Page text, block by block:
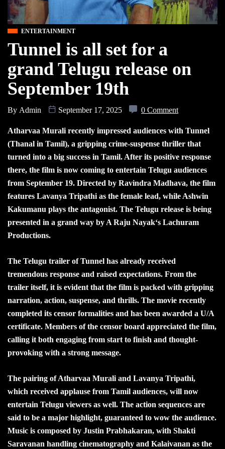
ENTERTAINMENT
Tunnel is all set for a
grand Telugu release on
September 19th
By Admin September 17, 2025 0 Comment
Atharvaa Murali recently impressed audiences with Tunnel
(Thanal in Tamil), a gripping crime-suspense thriller that
turned into a big success in Tamil. After its positive response
there, the film is now coming to entertain Telugu audiences
from September 19. Directed by Ravindra Madhava, the film
features Lavanya Tripathi as the female lead, while Ashwin
Kakumanu plays the antagonist. The Telugu release is being
presented in a grand way by A Raju Nayak‘s Lachuram
Productions.
The Telugu trailer of Tunnel has already received
tremendous response and raised expectations. From the
trailer itself, it is evident that the film is packed with gripping
narration, action, suspense, and thrills. The movie recently
completed its censor formalities and has been awarded a U/A
certificate. Members of the censor board appreciated the film,
calling it both engaging from start to finish and thought-
provoking with a strong message.
The pairing of Atharvaa Murali and Lavanya Tripathi,
which received applause from Tamil audiences, will now
entertain Telugu viewers as well. The action sequences are
said to be a major highlight, guaranteed to wow the audience.
Music is composed by Justin Prabhakaran, with Shakti
Saravanan handling cinematography and Kalaivanan as the